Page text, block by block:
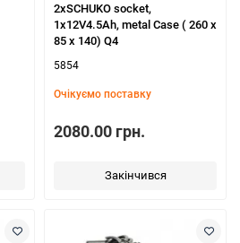
2xSCHUKO socket,
1x12V4.5Ah, metal Case ( 260 х
85 х 140) Q4
5854
Очікуємо поставку
2080.00 грн.
Закінчився